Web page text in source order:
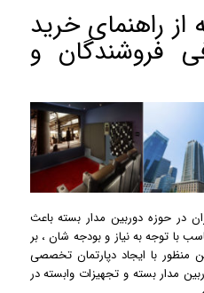
از راهنمای خرید
فروشندگان و
در حوزه دوربین مدار بستهباعث
با توجه به نیاز و بودجه شان ، بر
منظور با ایجاد دپارتمان تخصصی
مدار بسته و تجهیزات وابسته در